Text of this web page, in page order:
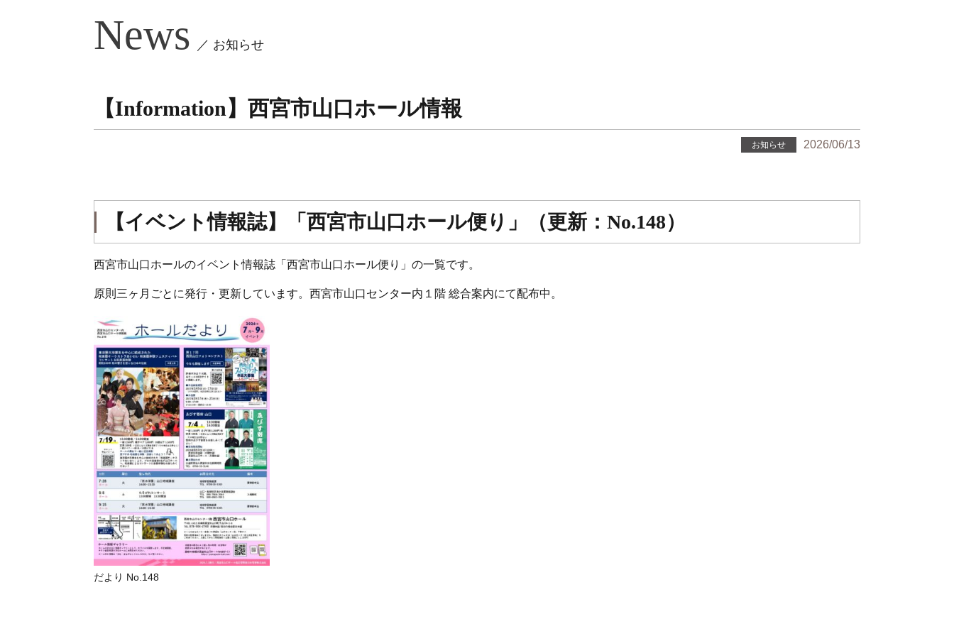
News ／ お知らせ
【Information】西宮市山口ホール情報
お知らせ 2026/06/13
【イベント情報誌】「西宮市山口ホール便り」（更新：No.148）
西宮市山口ホールのイベント情報誌「西宮市山口ホール便り」の一覧です。
原則三ヶ月ごとに発行・更新しています。西宮市山口センター内１階 総合案内にて配布中。
だより No.148